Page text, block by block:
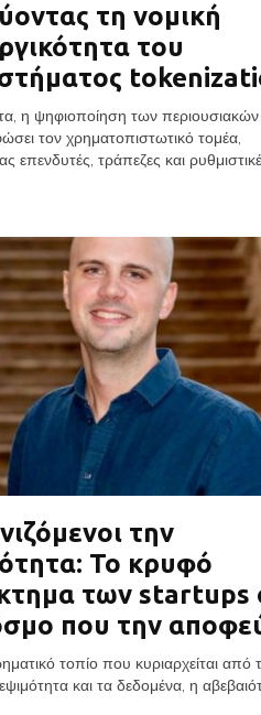
τη νομική
του
η ψηφιοποίηση των περιουσιακών
τον χρηματοπιστωτικό τομέα,
επενδυτές, τράπεζες και
την
Το κρυφό
των startups
που την
τοπίο που κυριαρχείται από
και τα δεδομένα, η